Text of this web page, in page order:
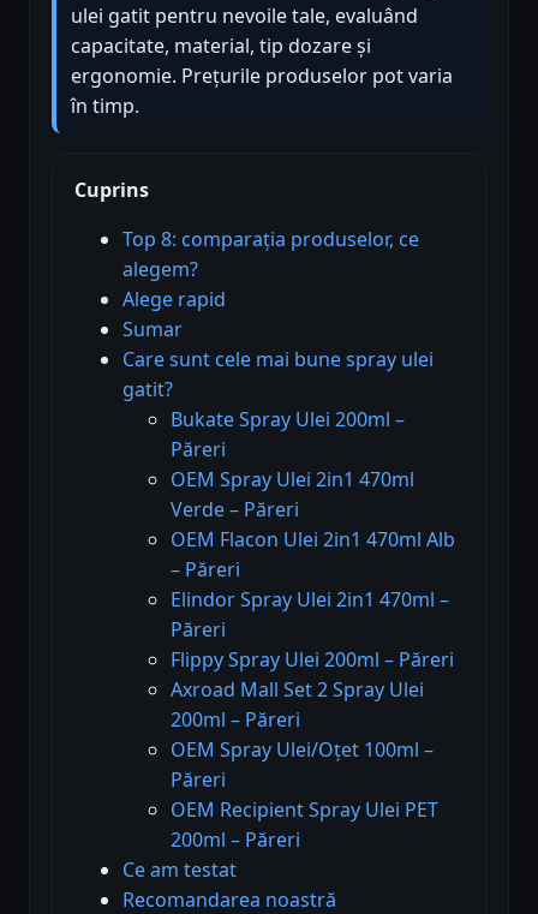
ulei gatit pentru nevoile tale, evaluând
capacitate, material, tip dozare și
ergonomie. Prețurile produselor pot varia
în timp.
Cuprins
Top 8: comparația produselor, ce
alegem?
Alege rapid
Sumar
Care sunt cele mai bune spray ulei
gatit?
Bukate Spray Ulei 200ml –
Păreri
OEM Spray Ulei 2in1 470ml
Verde – Păreri
OEM Flacon Ulei 2in1 470ml Alb
– Păreri
Elindor Spray Ulei 2in1 470ml –
Păreri
Flippy Spray Ulei 200ml – Păreri
Axroad Mall Set 2 Spray Ulei
200ml – Păreri
OEM Spray Ulei/Oțet 100ml –
Păreri
OEM Recipient Spray Ulei PET
200ml – Păreri
Ce am testat
Recomandarea noastră